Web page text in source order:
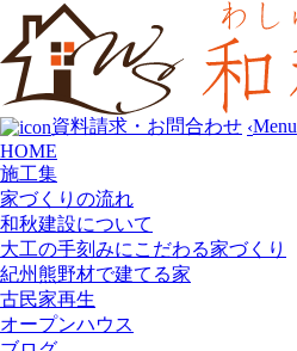
資料請求・お問合わせ ‹Menu
HOME
施工集
家づくりの流れ
和秋建設について
大工の手刻みにこだわる家づくり
紀州熊野材で建てる家
古民家再生
オープンハウス